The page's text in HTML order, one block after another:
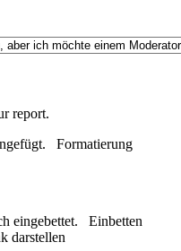
report.
Formatierung
eingebettet. Einbetten
darstellen